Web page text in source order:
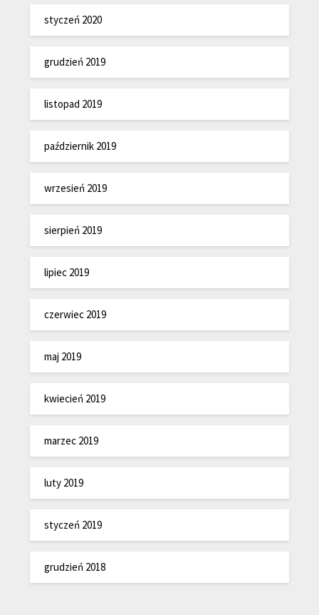
styczeń 2020
grudzień 2019
listopad 2019
październik 2019
wrzesień 2019
sierpień 2019
lipiec 2019
czerwiec 2019
maj 2019
kwiecień 2019
marzec 2019
luty 2019
styczeń 2019
grudzień 2018